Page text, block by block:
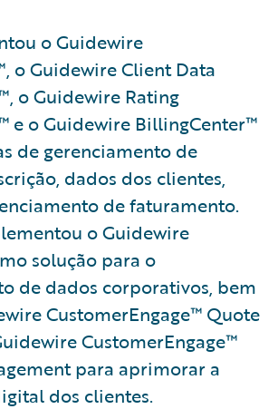
o Guidewire
o Guidewire Client Data
o Guidewire Rating
e o Guidewire BillingCenter™
de gerenciamento de
dados dos clientes,
de faturamento.
o Guidewire
solução para o
de dados corporativos, bem
CustomerEngage™ Quote
CustomerEngage™
para aprimorar a
dos clientes.